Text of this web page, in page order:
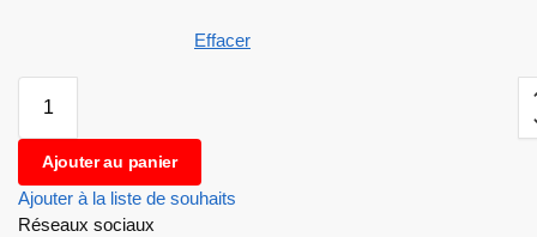
Effacer
Ajouter au panier
Ajouter à la liste de souhaits
Réseaux sociaux